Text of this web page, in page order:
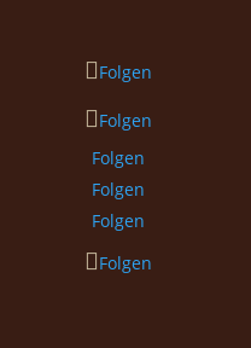
Folgen
Folgen
Folgen
Folgen
Folgen
Folgen